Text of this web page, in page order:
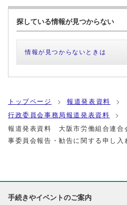
探している情報が見つからない
情報が見つからないときは
トップページ
報道発表資料
行政委員会事務局報道発表資料
報道発表資料 大阪市労働組合連合
事委員会報告・勧告に関する申し入
手続きやイベントのご案内